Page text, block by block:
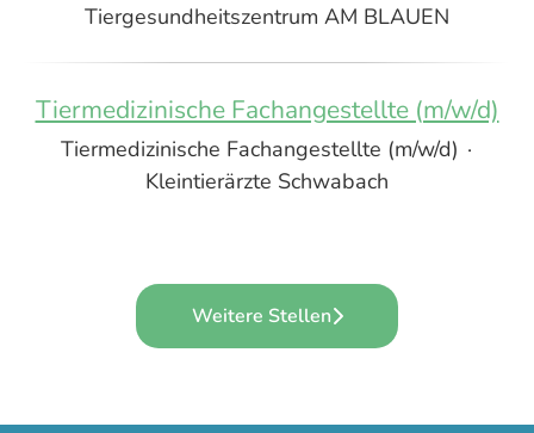
Tiergesundheitszentrum AM BLAUEN
Tiermedizinische Fachangestellte (m/w/d)
Tiermedizinische Fachangestellte (m/w/d) ·
Kleintierärzte Schwabach
Weitere Stellen